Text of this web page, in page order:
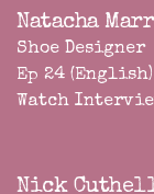
Natacha
Shoe Designer
Ep 24
Watch
Nick